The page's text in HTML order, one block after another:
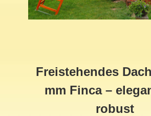
Freistehendes
mm Finca –
robust